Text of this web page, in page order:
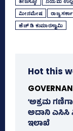
ತೇಜಸ್ಕೋ ನಿಯಮ
ಮೀನಮೇಷ ರಾಜ್ಯ
ಹೆಚ್‌ ಡಿ ಕುಮಾರಸ್ವಾಮಿ
Hot this
‘ಅಕ್ರಮ
ಅದಾನಿ ಎಸಿಸಿ
ಇಲಾಖೆ